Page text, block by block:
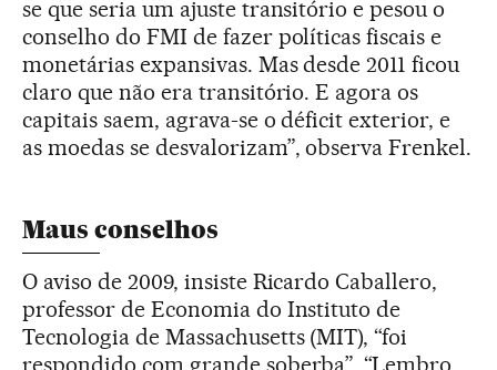
se que seria um ajuste transitório e pesou o
conselho do FMI de fazer políticas fiscais e
monetárias expansivas. Mas desde 2011 ficou
claro que não era transitório. E agora os
capitais saem, agrava-se o déficit exterior, e
as moedas se desvalorizam”, observa Frenkel.
Maus conselhos
O aviso de 2009, insiste Ricardo Caballero,
professor de Economia do Instituto de
Tecnologia de Massachusetts (MIT), “foi